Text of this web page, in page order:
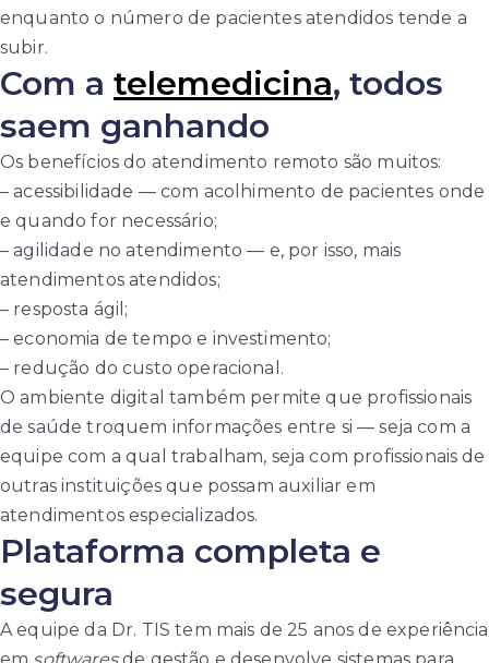
enquanto o número de pacientes atendidos tende a
subir.
Com a telemedicina, todos
saem ganhando
Os benefícios do atendimento remoto são muitos:
– acessibilidade — com acolhimento de pacientes onde
e quando for necessário;
– agilidade no atendimento — e, por isso, mais
atendimentos atendidos;
– resposta ágil;
– economia de tempo e investimento;
– redução do custo operacional.
O ambiente digital também permite que profissionais
de saúde troquem informações entre si — seja com a
equipe com a qual trabalham, seja com profissionais de
outras instituições que possam auxiliar em
atendimentos especializados.
Plataforma completa e
segura
A equipe da Dr. TIS tem mais de 25 anos de experiência
em softwaresde gestão e desenvolve sistemas para